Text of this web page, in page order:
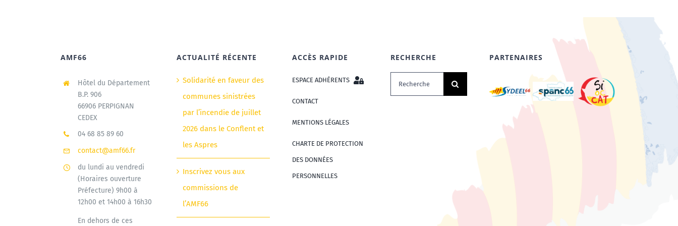
AMF66
Hôtel du Département
B.P. 906
66906 PERPIGNAN
CEDEX
04 68 85 89 60
contact@amf66.fr
du lundi au vendredi
(Horaires ouverture
Préfecture) 9h00 à
12h00 et 14h00 à 16h30
En dehors de ces
ACTUALITÉ RÉCENTE
Solidarité en faveur des
communes sinistrées
par l’incendie de juillet
2026 dans le Conflent et
les Aspres
Inscrivez vous aux
commissions de
l’AMF66
ACCÈS RAPIDE
ESPACE ADHÉRENTS
CONTACT
MENTIONS LÉGALES
CHARTE DE PROTECTION
DES DONNÉES
PERSONNELLES
RECHERCHE
Rechercher:
PARTENAIRES